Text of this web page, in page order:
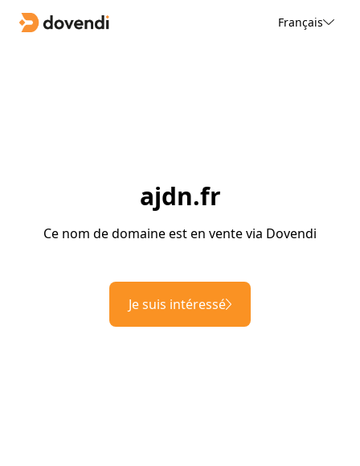
Français
ajdn.fr
Ce nom de domaine est en vente via Dovendi
Je suis intéressé